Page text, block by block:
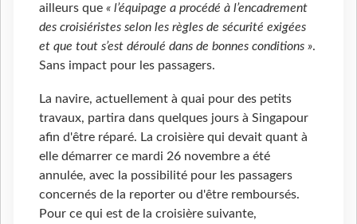
ailleurs que « l’équipage a procédé à l’encadrement
des croisiéristes selon les règles de sécurité exigées
et que tout s’est déroulé dans de bonnes conditions ».
Sans impact pour les passagers.
La navire, actuellement à quai pour des petits
travaux, partira dans quelques jours à Singapour
afin d'être réparé. La croisière qui devait quant à
elle démarrer ce mardi 26 novembre a été
annulée, avec la possibilité pour les passagers
concernés de la reporter ou d'être remboursés.
Pour ce qui est de la croisière suivante,